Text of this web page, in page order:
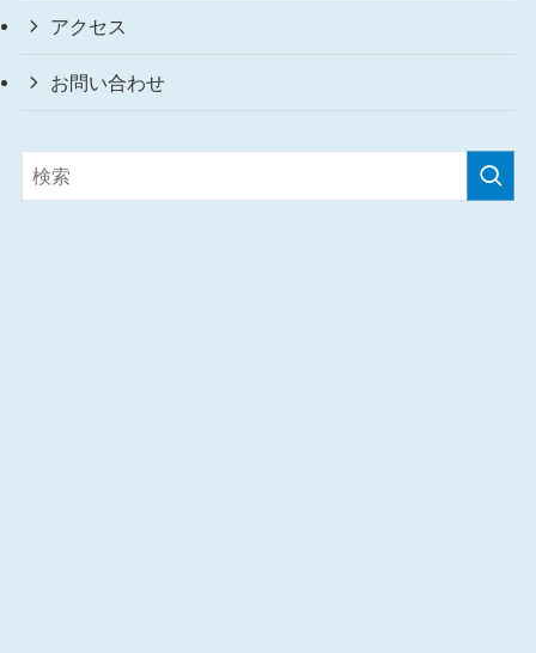
アクセス
お問い合わせ